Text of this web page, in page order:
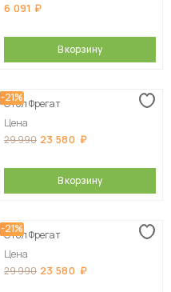
6 091
В корзину
-21%
Стол Фрегат
Цена
29 990 23 580
В корзину
-21%
Стол Фрегат
Цена
29 990 23 580